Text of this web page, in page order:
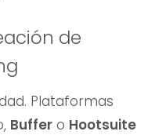
de
Plataformas
Buffer o Hootsuite